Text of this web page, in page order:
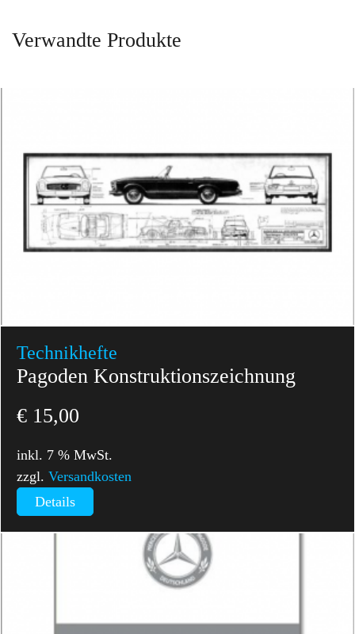
Verwandte Produkte
Technikhefte
Pagoden Konstruktionszeichnung
€ 15,00
inkl. 7 % MwSt.
zzgl.Versandkosten
Details